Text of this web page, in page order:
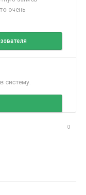
очень
систему.
0